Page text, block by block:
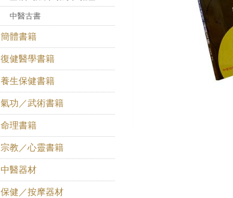
中醫古書
簡體書籍
復健醫學書籍
養生保健書籍
氣功／武術書籍
命理書籍
宗教／心靈書籍
中醫器材
保健／按摩器材